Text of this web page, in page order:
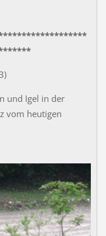
und Igel in der
vom heutigen